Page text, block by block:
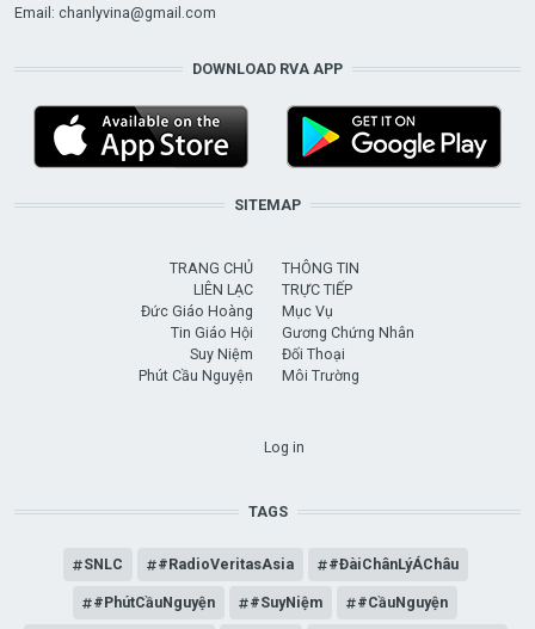
Email: chanlyvina@gmail.com
DOWNLOAD RVA APP
SITEMAP
TRANG CHỦ
LIÊN LẠC
Đức Giáo Hoàng
Tin Giáo Hội
Suy Niệm
Phút Cầu Nguyện
THÔNG TIN
TRỰC TIẾP
Mục Vụ
Gương Chứng Nhân
Đối Thoại
Môi Trường
Log in
TAGS
SNLC #RadioVeritasAsia #ĐàiChânLýÁChâu
#PhútCầuNguyện #SuyNiệm #CầuNguyện